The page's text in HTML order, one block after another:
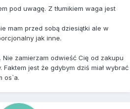
pod uwagę. Z tłumikiem waga jest
mam przed sobą dziesiątki ale w
jak inne.
Nie zamierzam odwieść Cię od zakupu
Faktem jest że gdybym dziś miał wybrać
os`a.